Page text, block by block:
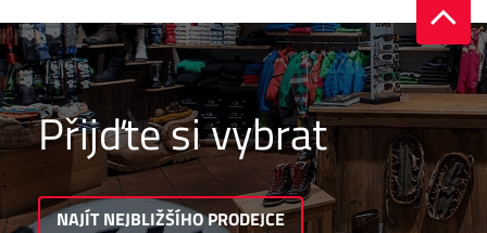
Přijďte si vybrat
NAJÍT NEJBLIŽŠÍHO PRODEJCE